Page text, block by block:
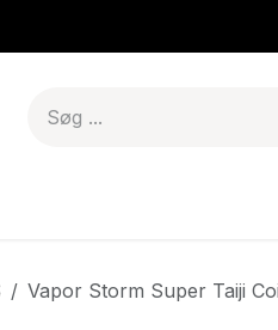
Vapor Storm Super Taiji